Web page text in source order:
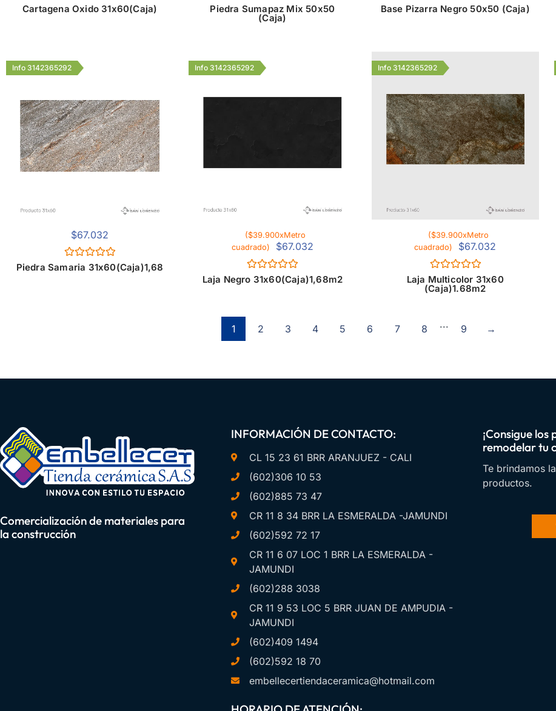
Valorado
con
Cartagena Oxido 31x60(Caja) Valorado
con
Piedra Sumapaz Mix 50x50
(Caja)
Valorado
con
Base Pizarra Negro 50x50 (Caja)
Info 3142365292
$67.032
Valorado
con
Piedra Samaria 31x60(Caja)1,68
Info 3142365292
($39.900xMetro
cuadrado)
$67.032
Valorado
con
Laja Negro 31x60(Caja)1,68m2
Info 3142365292
($39.900xMetro
cuadrado)
$67.032
Valorado
con
0
Laja Multicolor 31x60
(Caja)1.68m2
1 2 3 4 5 6 7 8 ... 9 →
Comercialización de materiales para
la construcción
INFORMACIÓN DE CONTACTO:
CL 15 23 61 BRR ARANJUEZ - CALI
(602)306 10 53
(602)885 73 47
CR 11 8 34 BRR LA ESMERALDA -JAMUNDI
(602)592 72 17
CR 11 6 07 LOC 1 BRR LA ESMERALDA -
JAMUNDI
(602)288 3038
CR 11 9 53 LOC 5 BRR JUAN DE AMPUDIA -
JAMUNDI
(602)409 1494
(602)592 18 70
embellecertiendaceramica@hotmail.com
¡Consigue
remodelar tu
Te brindamos
productos.